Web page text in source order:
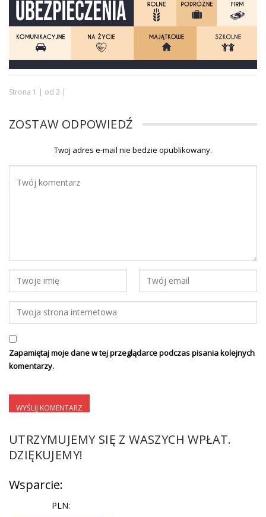
Strona 1 | od 2 |
ZOSTAW ODPOWIEDŹ
Twoj adres e-mail nie bedzie opublikowany.
Zapamiętaj moje dane w tej przeglądarce podczas pisania kolejnych
komentarzy.
UTRZYMUJEMY SIĘ Z WASZYCH WPŁAT.
DZIĘKUJEMY!
Wsparcie:
PLN: